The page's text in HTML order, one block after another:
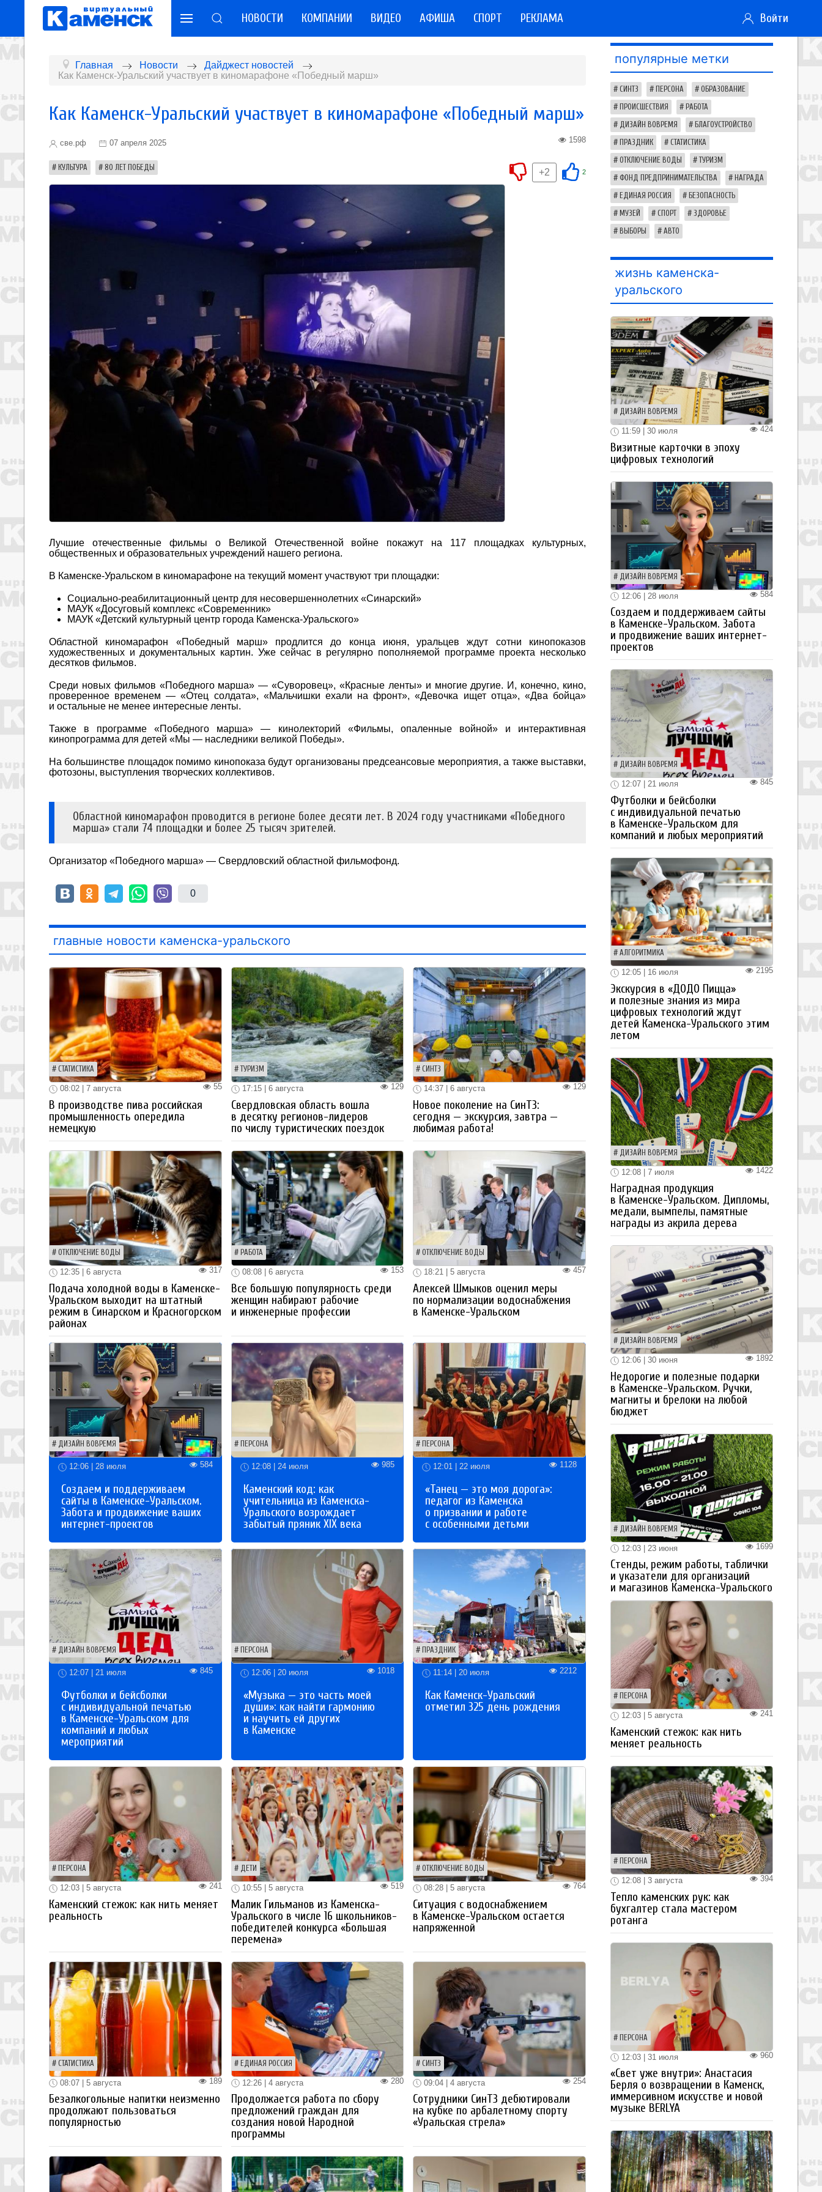
НОВОСТИ КОМПАНИИ ВИДЕО АФИША СПОРТ РЕКЛАМА Войти
Главная Новости
Дайджест новостей
Как Каменск-Уральский участвует в киномарафоне «Победный марш»
Как Каменск-Уральский участвует в киномарафоне «Победный марш»
све.рф 07 апреля 2025 1598
КУЛЬТУРА 80 ЛЕТ ПОБЕДЫ 2
+2
Лучшие отечественные фильмы о Великой Отечественной войне покажут на 117 площадках культурных,
общественных и образовательных учреждений нашего региона.
В Каменске-Уральском в киномарафоне на текущий момент участвуют три площадки:
Социально-реабилитационный центр для несовершеннолетних «Синарский»
МАУК «Досуговый комплекс «Современник»
МАУК «Детский культурный центр города Каменска-Уральского»
Областной киномарафон «Победный марш» продлится до конца июня, уральцев ждут сотни кинопоказов
художественных и документальных картин. Уже сейчас в регулярно пополняемой программе проекта несколько
десятков фильмов.
Среди новых фильмов «Победного марша» — «Суворовец», «Красные ленты» и многие другие. И, конечно, кино,
проверенное временем — «Отец солдата», «Мальчишки ехали на фронт», «Девочка ищет отца», «Два бойца»
и остальные не менее интересные ленты.
Также в программе «Победного марша» — кинолекторий «Фильмы, опаленные войной» и интерактивная
кинопрограмма для детей «Мы — наследники великой Победы».
На большинстве площадок помимо кинопоказа будут организованы предсеансовые мероприятия, а также выставки,
фотозоны, выступления творческих коллективов.
Областной киномарафон проводится в регионе более десяти лет. В 2024 году участниками «Победного
марша» стали 74 площадки и более 25 тысяч зрителей.
Организатор «Победного марша» — Свердловский областной фильмофонд.
0
главные новости каменска-уральского
СТАТИСТИКА
55
08:02 | 7 августа
В производстве пива российская
промышленность опередила
немецкую
ТУРИЗМ
129
17:15 | 6 августа
Свердловская область вошла
в десятку регионов-лидеров
по числу туристических поездок
СИНТЗ
129
14:37 | 6 августа
Новое поколение на СинТЗ:
сегодня — экскурсия, завтра —
любимая работа!
ОТКЛЮЧЕНИЕ ВОДЫ
317
12:35 | 6 августа
Подача холодной воды в Каменске-
Уральском выходит на штатный
режим в Синарском и Красногорском
районах
РАБОТА
153
08:08 | 6 августа
Все большую популярность среди
женщин набирают рабочие
и инженерные профессии
ОТКЛЮЧЕНИЕ ВОДЫ
457
18:21 | 5 августа
Алексей Шмыков оценил меры
по нормализации водоснабжения
в Каменске-Уральском
ДИЗАЙН ВОВРЕМЯ
12:06 | 28 июля 584
Создаем и поддерживаем
сайты в Каменске-Уральском.
Забота и продвижение ваших
интернет-проектов
ПЕРСОНА
12:08 | 24 июля 985
Каменский код: как
учительница из Каменска-
Уральского возрождает
забытый пряник XIX века
ПЕРСОНА
12:01 | 22 июля 1128
«Танец — это моя дорога»:
педагог из Каменска
о призвании и работе
с особенными детьми
ДИЗАЙН ВОВРЕМЯ
12:07 | 21 июля 845
Футболки и бейсболки
с индивидуальной печатью
в Каменске-Уральском для
компаний и любых
мероприятий
ПЕРСОНА
12:06 | 20 июля 1018
«Музыка — это часть моей
души»: как найти гармонию
и научить ей других
в Каменске
ПРАЗДНИК
11:14 | 20 июля 2212
Как Каменск-Уральский
отметил 325 день рождения
ПЕРСОНА
241
12:03 | 5 августа
Каменский стежок: как нить меняет
реальность
ДЕТИ
519
10:55 | 5 августа
Малик Гильманов из Каменска-
Уральского в числе 16 школьников-
победителей конкурса «Большая
перемена»
ОТКЛЮЧЕНИЕ ВОДЫ
764
08:28 | 5 августа
Ситуация с водоснабжением
в Каменске-Уральском остается
напряженной
СТАТИСТИКА
189
08:07 | 5 августа
Безалкогольные напитки неизменно
продолжают пользоваться
популярностью
ЕДИНАЯ РОССИЯ
280
12:26 | 4 августа
Продолжается работа по сбору
предложений граждан для
создания новой Народной
программы
СИНТЗ
254
09:04 | 4 августа
Сотрудники СинТЗ дебютировали
на кубке по арбалетному спорту
«Уральская стрела»
популярные метки
СИНТЗ ПЕРСОНА ОБРАЗОВАНИЕ
ПРОИСШЕСТВИЯ РАБОТА
ДИЗАЙН ВОВРЕМЯ БЛАГОУСТРОЙСТВО
ПРАЗДНИК СТАТИСТИКА
ОТКЛЮЧЕНИЕ ВОДЫ ТУРИЗМ
ФОНД ПРЕДПРИНИМАТЕЛЬСТВА НАГРАДА
ЕДИНАЯ РОССИЯ БЕЗОПАСНОСТЬ
МУЗЕЙ СПОРТ ЗДОРОВЬЕ
ВЫБОРЫ АВТО
жизнь каменска-
уральского
ДИЗАЙН ВОВРЕМЯ
424
11:59 | 30 июля
Визитные карточки в эпоху
цифровых технологий
ДИЗАЙН ВОВРЕМЯ
584
12:06 | 28 июля
Создаем и поддерживаем сайты
в Каменске-Уральском. Забота
и продвижение ваших интернет-
проектов
ДИЗАЙН ВОВРЕМЯ
845
12:07 | 21 июля
Футболки и бейсболки
с индивидуальной печатью
в Каменске-Уральском для
компаний и любых мероприятий
АЛГОРИТМИКА
2195
12:05 | 16 июля
Экскурсия в «ДОДО Пицца»
и полезные знания из мира
цифровых технологий ждут
детей Каменска-Уральского этим
летом
ДИЗАЙН ВОВРЕМЯ
1422
12:08 | 7 июля
Наградная продукция
в Каменске-Уральском. Дипломы,
медали, вымпелы, памятные
награды из акрила дерева
ДИЗАЙН ВОВРЕМЯ
1892
12:06 | 30 июня
Недорогие и полезные подарки
в Каменске-Уральском. Ручки,
магниты и брелоки на любой
бюджет
ДИЗАЙН ВОВРЕМЯ
1699
12:03 | 23 июня
Стенды, режим работы, таблички
и указатели для организаций
и магазинов Каменска-Уральского
ПЕРСОНА
241
12:03 | 5 августа
Каменский стежок: как нить
меняет реальность
ПЕРСОНА
394
12:08 | 3 августа
Тепло каменских рук: как
бухгалтер стала мастером
ротанга
ПЕРСОНА
960
12:03 | 31 июля
«Свет уже внутри»: Анастасия
Берля о возвращении в Каменск,
иммерсивном искусстве и новой
музыке BERLYA